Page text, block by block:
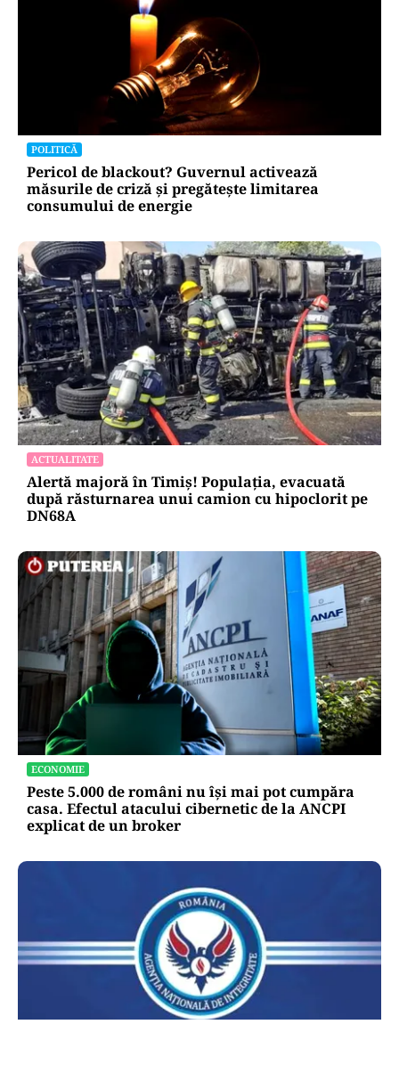
POLITICĂ
Pericol de blackout? Guvernul activează
măsurile de criză și pregătește limitarea
consumului de energie
ACTUALITATE
Alertă majoră în Timiș! Populația, evacuată
după răsturnarea unui camion cu hipoclorit pe
DN68A
ECONOMIE
Peste 5.000 de români nu își mai pot cumpăra
casa. Efectul atacului cibernetic de la ANCPI
explicat de un broker